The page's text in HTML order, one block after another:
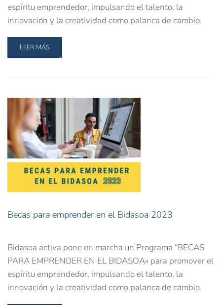
espíritu emprendedor, impulsando el talento, la
innovación y la creatividad como palanca de cambio.
LEER MÁS
Becas para emprender en el Bidasoa 2023
Bidasoa activa pone en marcha un Programa “BECAS
PARA EMPRENDER EN EL BIDASOA» para promover el
espíritu emprendedor, impulsando el talento, la
innovación y la creatividad como palanca de cambio.